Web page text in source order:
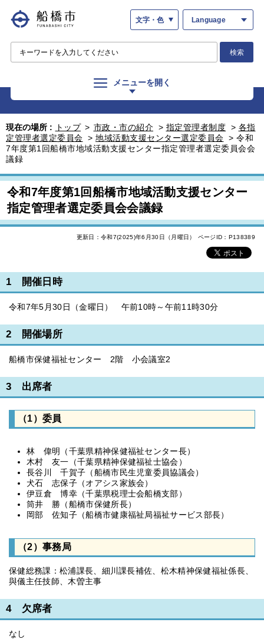
文字・色 Language
検索
メニューを開く
現在の場所 : トップ > 市政・市の紹介 > 指定管理者制度 > 各指
定管理者選定委員会 > 地域活動支援センター選定委員会 > 令和
7年度第1回船橋市地域活動支援センター指定管理者選定委員会会
議録
令和7年度第1回船橋市地域活動支援センター
指定管理者選定委員会会議録
更新日：令和7(2025)年6月30日（月曜日） ページID：P138389
1 開催日時
令和7年5月30日（金曜日） 午前10時～午前11時30分
2 開催場所
船橋市保健福祉センター 2階 小会議室2
3 出席者
（1）委員
林 偉明（千葉県精神保健福祉センター長）
木村 友一（千葉県精神保健福祉士協会）
長谷川 千賀子（船橋市民生児童委員協議会）
犬石 志保子（オアシス家族会）
伊豆倉 博幸（千葉県税理士会船橋支部）
筒井 勝（船橋市保健所長）
岡部 佐知子（船橋市健康福祉局福祉サービス部長）
（2）事務局
保健総務課：松浦課長、細川課長補佐、松木精神保健福祉係長、
與儀主任技師、木曽主事
4 欠席者
なし